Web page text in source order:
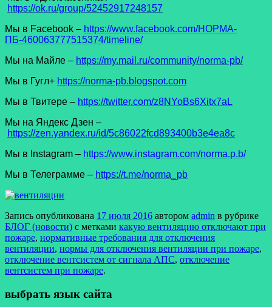
https://ok.ru/group/52452917248157
Мы в Facеbook – https://www.facebook.com/НОРМА-
ПБ-460063777515374/timeline/
Мы на Майле – https://my.mail.ru/community/norma-pb/
Мы в Гугл+ https://norma-pb.blogspot.com
Мы в Твитере – https://twitter.com/z8NYoBs6Xitx7aL
Мы на Яндекс Дзен –
https://zen.yandex.ru/id/5c86022fcd893400b3e4ea8c
Мы в Instagram – https://www.instagram.com/norma.p.b/
Мы в Телеграмме – https://t.me/norma_pb
Запись опубликована 17 июля 2016 автором admin в рубрике
БЛОГ (новости) с метками какую вентиляцию отключают при
пожаре, нормативные требования для отключения
вентиляции, нормы для отключения вентиляции при пожаре,
отключение вентсистем от сигнала АПС, отключение
вентсистем при пожаре.
выбрать язык сайта